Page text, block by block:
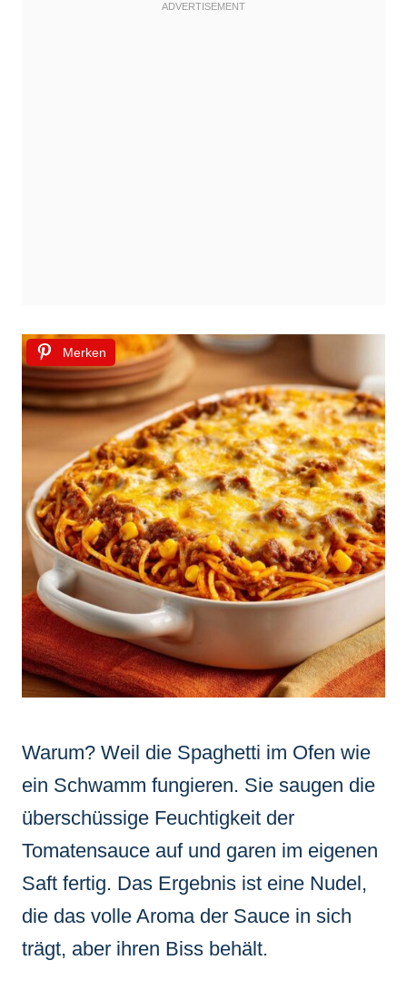
Merken
Warum? Weil die Spaghetti im Ofen wie
ein Schwamm fungieren. Sie saugen die
überschüssige Feuchtigkeit der
Tomatensauce auf und garen im eigenen
Saft fertig. Das Ergebnis ist eine Nudel,
die das volle Aroma der Sauce in sich
trägt, aber ihren Biss behält.